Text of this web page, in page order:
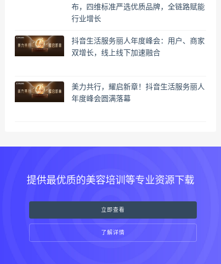
布，四维标准严选优质品牌，全链路赋能
行业增长
抖音生活服务丽人年度峰会：用户、商家
双增长，线上线下加速融合
美力共行，耀启新章！抖音生活服务丽人
年度峰会圆满落幕
提供最优质的美容培训等专业资源下载
立即查看
了解详情